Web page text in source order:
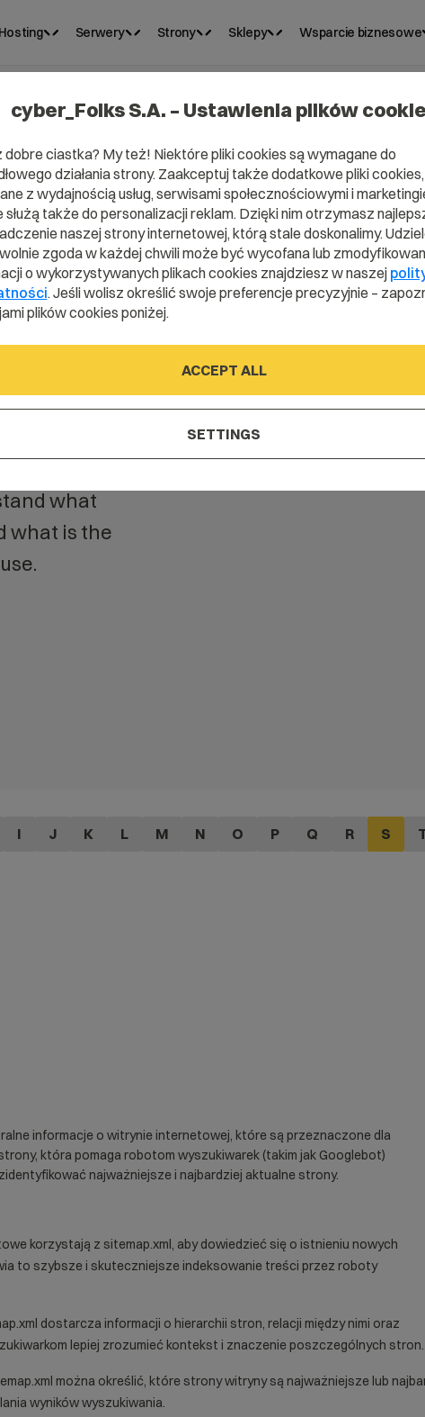
Hosting Serwery Strony Sklepy Wsparcie biznesowe
what
what is the
I J K L M N O P Q R S
informacje o witrynie internetowej, które są przeznaczone dla
która pomaga robotom wyszukiwarek (takim jak Googlebot)
najważniejsze i najbardziej aktualne strony.
korzystają z sitemap.xml, aby dowiedzieć się o istnieniu nowych
to szybsze i skuteczniejsze indeksowanie treści przez roboty
dostarcza informacji o hierarchii stron, relacji między nimi oraz
lepiej zrozumieć kontekst i znaczenie poszczególnych stron.
można określić, które strony witryny są najważniejsze lub
wyników wyszukiwania.
cyber_Folks S.A. – Ustawienia plików
dobre ciastka? My też! Niektóre pliki cookies są wymagane do
działania strony. Zaakceptuj także dodatkowe pliki cookies,
z wydajnością usług, serwisami społecznościowymi i
służą także do personalizacji reklam. Dzięki nim otrzymasz
naszej strony internetowej, którą stale doskonalimy.
zgoda w każdej chwili może być wycofana lub
o wykorzystywanych plikach cookies znajdziesz w naszej
. Jeśli wolisz określić swoje preferencje precyzyjnie –
plików cookies poniżej.
ACCEPT ALL
SETTINGS